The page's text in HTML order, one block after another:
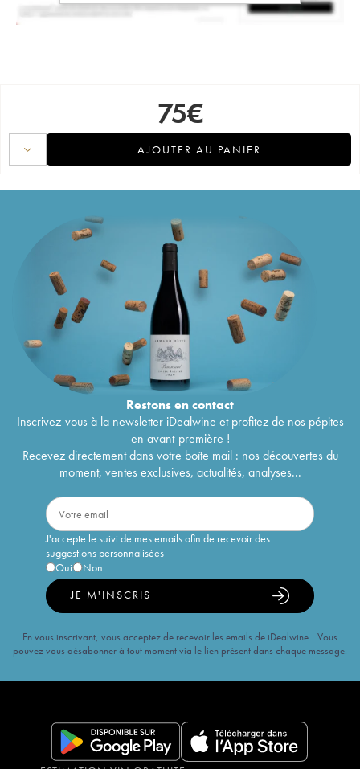
75€
AJOUTER AU PANIER
Restons encontact
Inscrivez-vous à la newsletter iDealwine et profitez de nos pépites
en avant-première !
Recevez directement dans votre boîte mail : nos découvertes du
moment, ventes exclusives, actualités, analyses...
J'accepte le suivi de mes emails afin de recevoir des
suggestions personnalisées
Oui
Non
JE M'INSCRIS
En vous inscrivant, vous acceptez de recevoir les emails de iDealwine. Vous
pouvez vous désabonner à tout moment via le lien présent dans chaque message.